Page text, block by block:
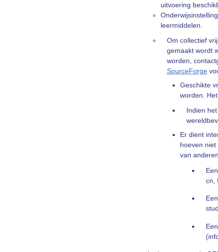
uitvoering
leermiddelen.
Om collectief
gemaakt wordt
worden,
SourceForge
Geschikte
worden.
Indien
Er dient
hoeven
van
cn,